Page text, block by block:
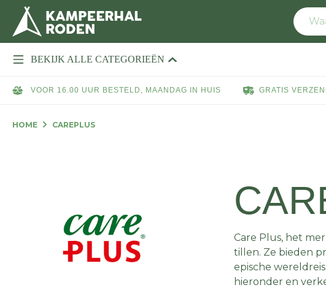
BEKIJK ALLE CATEGORIEËN
VOOR 16.00 UUR BESTELD, MAANDAG IN HUIS GRATIS
HOME CAREPLUS
Care Plus, het
tillen. Ze bieden
epische
hieronder en